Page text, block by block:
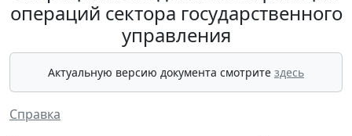
операций сектора государственного
управления
Актуальную версию документа смотрите здесь
Справка